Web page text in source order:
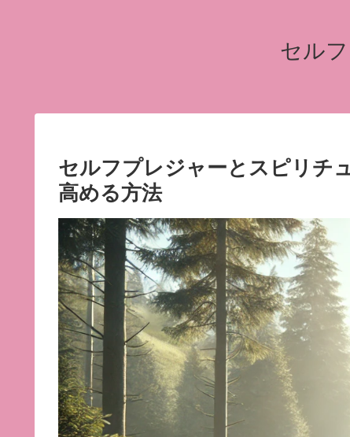
セル
セルフプレジャーとスピリチ
高める方法